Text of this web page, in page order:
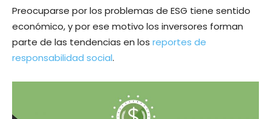
Preocuparse por los problemas de ESG tiene sentido
económico, y por ese motivo los inversores forman
parte de las tendencias en los reportes de
responsabilidad social.